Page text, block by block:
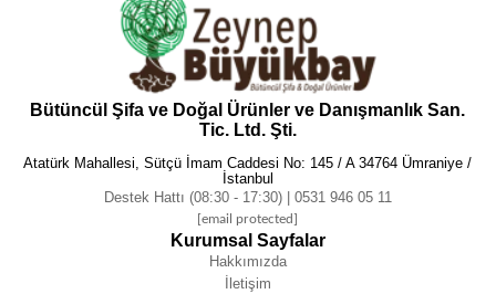
Bütüncül Şifa ve Doğal Ürünler ve Danışmanlık San.
Tic. Ltd. Şti.
Atatürk Mahallesi, Sütçü İmam Caddesi No: 145 / A 34764 Ümraniye /
İstanbul
Destek Hattı (08:30 - 17:30) | 0531 946 05 11
[email protected]
Kurumsal Sayfalar
Hakkımızda
İletişim